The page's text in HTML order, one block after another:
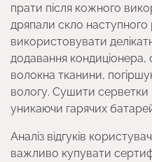
прати після кожного
дряпали скло
використовувати
додавання кондиціонера,
волокна тканини,
вологу. Сушити
уникаючи гарячих
Аналіз відгуків
важливо купувати